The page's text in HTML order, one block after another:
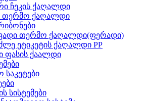
ჩეკის ქაღალდი
თერმო ქაღალდი
თერმო ქაღალდი(ფერადი)
ეტიკეტის ქაღალდი PP
ფასის ქაალდი
სისტემები